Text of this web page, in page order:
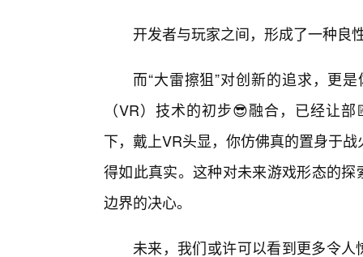
开发者与玩家之间，形成了一种良
而“大雷擦狙”对创新的追求，更
（VR）技术的初步😎融合，已经让
下，戴上VR头显，你仿佛真的置身于
得如此真实。这种对未来游戏形态的
边界的决心。
未来，我们或许可以看到更多令人